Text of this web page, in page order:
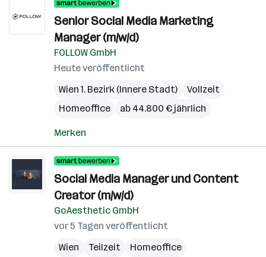
Senior Social Media Marketing
Manager (m/w/d)
FOLLOW GmbH
Heute veröffentlicht
Wien 1. Bezirk (Innere Stadt)
Vollzeit
Homeoffice
ab 44.800 € jährlich
Merken
Social Media Manager und Content
Creator (m/w/d)
GoAesthetic GmbH
vor 5 Tagen veröffentlicht
Wien
Teilzeit
Homeoffice